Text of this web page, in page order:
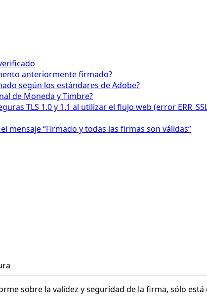
anteriormente firmado?
según los estándares de Adobe?
de Moneda y Timbre?
TLS 1.0 y 1.1 al utilizar el flujo web (error
mensaje “Firmado y todas las firmas son válidas”
sobre la validez y seguridad de la firma, sólo